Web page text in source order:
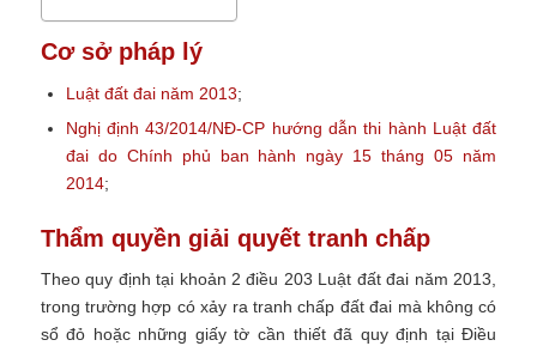
Cơ sở pháp lý
Luật đất đai năm 2013;
Nghị định 43/2014/NĐ-CP hướng dẫn thi hành Luật đất
đai do Chính phủ ban hành ngày 15 tháng 05 năm
2014;
Thẩm quyền giải quyết tranh chấp
Theo quy định tại khoản 2 điều 203 Luật đất đai năm 2013,
trong trường hợp có xảy ra tranh chấp đất đai mà không có
sổ đỏ hoặc những giấy tờ cần thiết đã quy định tại Điều